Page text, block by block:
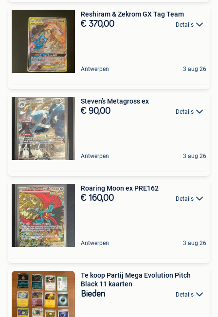
Reshiram & Zekrom GX Tag Team
€ 370,00 Details
Antwerpen 3 aug 26
Steven’s Metagross ex
€ 90,00 Details
Antwerpen 3 aug 26
Roaring Moon ex PRE162
€ 160,00 Details
Antwerpen 3 aug 26
Te koop Partij Mega Evolution Pitch
Black 11 kaarten
Bieden Details